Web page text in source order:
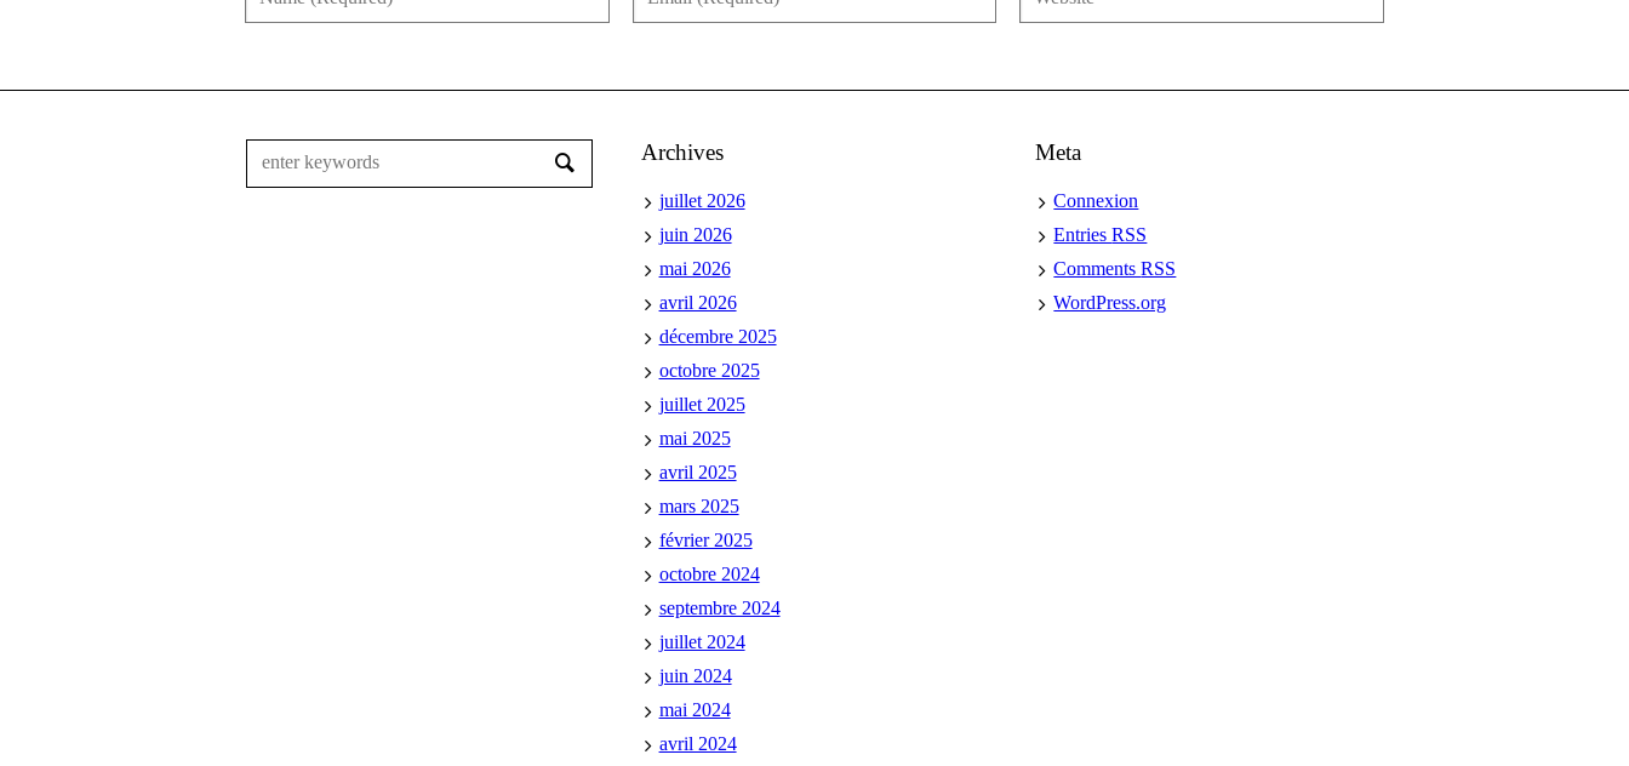
Archives
juillet 2026
juin 2026
mai 2026
avril 2026
décembre 2025
octobre 2025
juillet 2025
mai 2025
avril 2025
mars 2025
février 2025
octobre 2024
septembre 2024
juillet 2024
juin 2024
mai 2024
avril 2024
Meta
Connexion
EntriesRSS
CommentsRSS
WordPress.org